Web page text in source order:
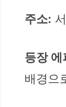
주소:
등장 에
배경으